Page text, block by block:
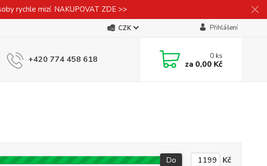
rychle mizí. NAKUPOVAT ZDE >>
CZK Přihlášení
+420 774 458 618 0ks
za 0,00 Kč
Do Kč